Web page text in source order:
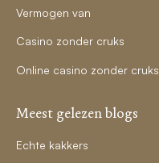
Vermogen van
Casino zonder cruks
Online casino zonder cruks
Meest gelezen blogs
Echte kakkers